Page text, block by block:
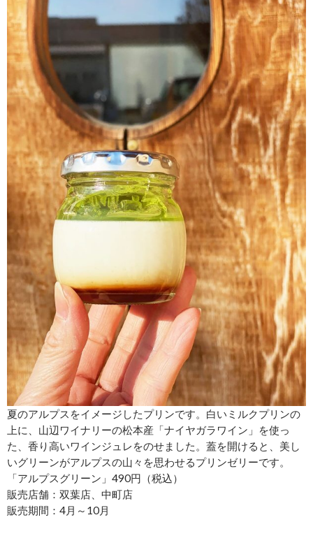
夏のアルプスをイメージしたプリンです。白いミルクプリンの
上に、山辺ワイナリーの松本産「ナイヤガラワイン」を使っ
た、香り高いワインジュレをのせました。蓋を開けると、美し
いグリーンがアルプスの山々を思わせるプリンゼリーです。
「アルプスグリーン」490円（税込）
販売店舗：双葉店、中町店
販売期間：4月～10月